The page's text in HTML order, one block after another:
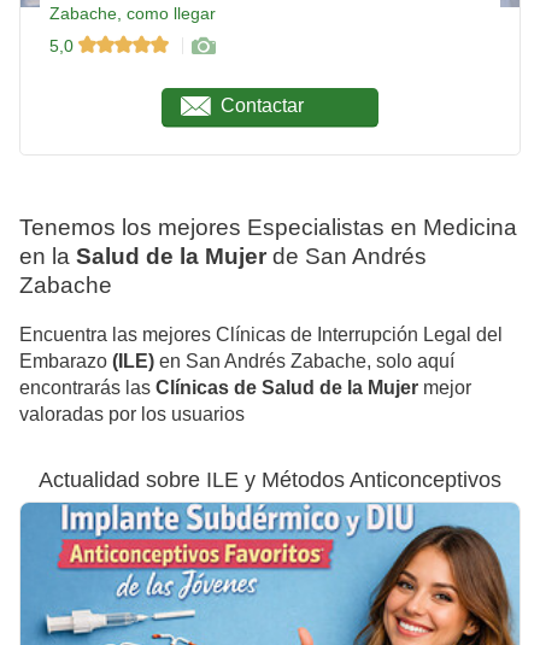
Zabache, como llegar
5,0
Contactar
Tenemos los mejores Especialistas en Medicina
en la Salud de la Mujer de San Andrés
Zabache
Encuentra las mejores Clínicas de Interrupción Legal del
Embarazo (ILE) en San Andrés Zabache, solo aquí
encontrarás las Clínicas de Salud de la Mujer mejor
valoradas por los usuarios
Actualidad sobre ILE y Métodos Anticonceptivos